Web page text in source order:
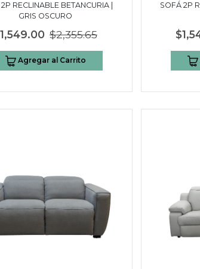
RECLINABLE BETANCURIA |
GRIS OSCURO
$2,355.65
Agregar al Carrito
SOFÁ 2P